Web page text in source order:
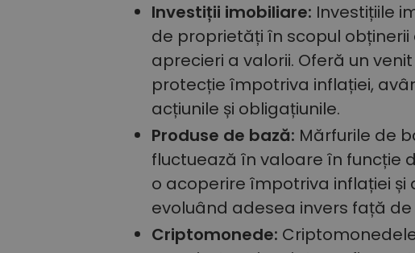
Investiții imobiliare: Investițiile
de proprietăți în scopul
aprecieri a valorii. Oferă un
protecție împotriva inflației,
acțiunile și obligațiunile.
Produse de bază: Mărfurile de
fluctuează în valoare în funcție
o acoperire împotriva inflației și
evoluând adesea invers față de
Criptomonede: